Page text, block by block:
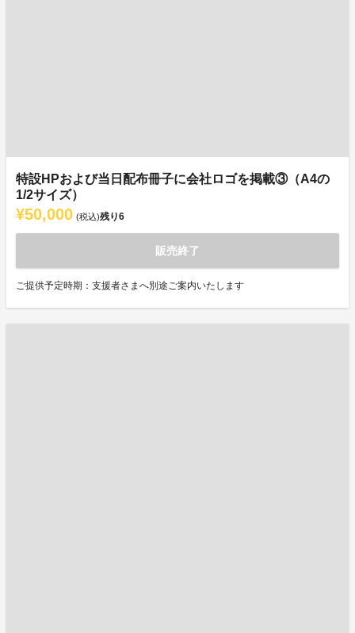
特設HPおよび当日配布冊子に会社ロゴを掲載③（A4の
1/2サイズ）
¥50,000 (税込)残り6
販売終了
ご提供予定時期：支援者さまへ別途ご案内いたします